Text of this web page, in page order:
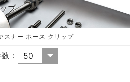
プ
スナー ホース クリップ
：